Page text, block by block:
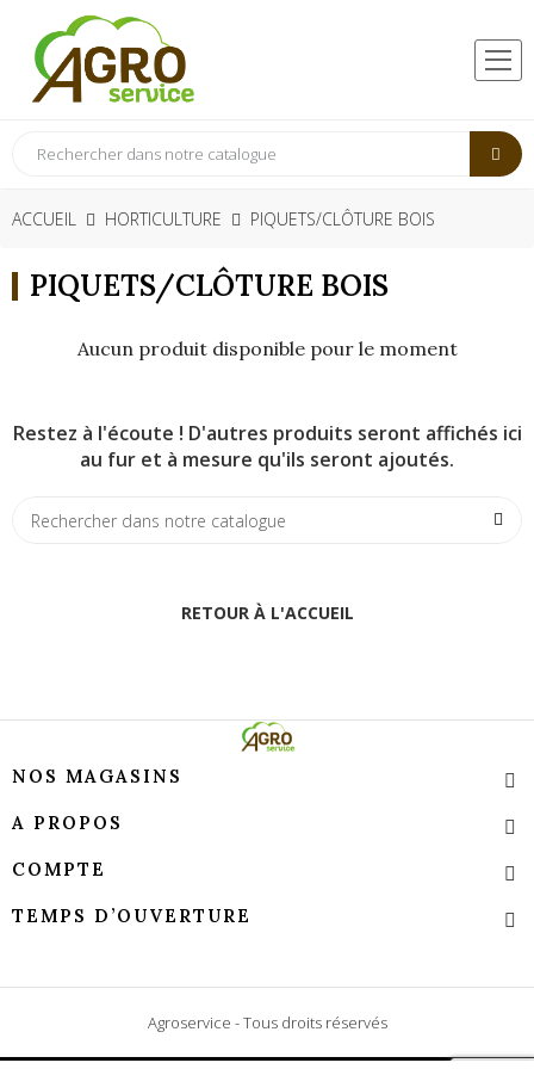
ACCUEIL HORTICULTURE PIQUETS/CLÔTURE BOIS
PIQUETS/CLÔTURE BOIS
Aucun produit disponible pour le moment
Restez à l'écoute ! D'autres produits seront affichés ici
au fur et à mesure qu'ils seront ajoutés.
RETOUR À L'ACCUEIL
NOS MAGASINS
A PROPOS
COMPTE
TEMPS D’OUVERTURE
Agroservice - Tous droits réservés